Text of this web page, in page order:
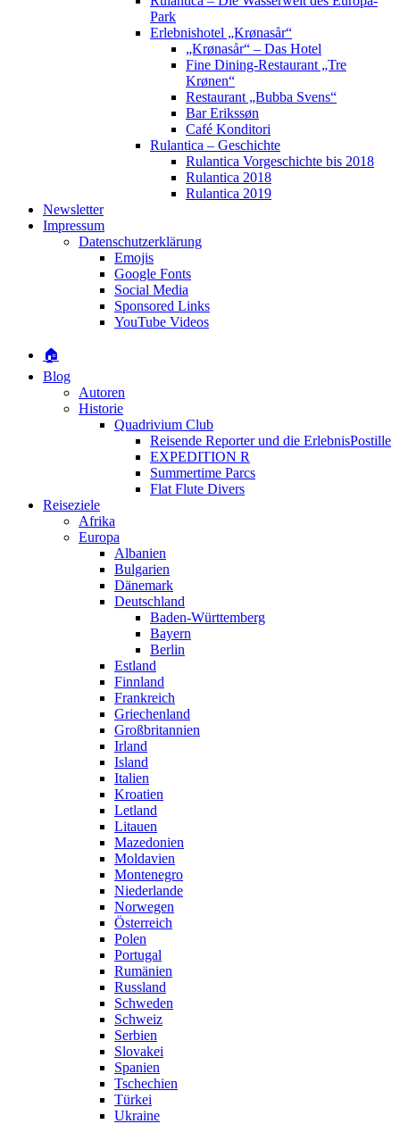
Park
Erlebnishotel „Krønasår“
„Krønasår“ – Das Hotel
Fine Dining-Restaurant „Tre
Krønen“
Restaurant „Bubba Svens“
Bar Erikssøn
Café Konditori
Rulantica – Geschichte
Rulantica Vorgeschichte bis 2018
Rulantica 2018
Rulantica 2019
Newsletter
Impressum
Datenschutzerklärung
Emojis
Google Fonts
Social Media
Sponsored Links
YouTube Videos
🏠
Blog
Autoren
Historie
Quadrivium Club
Reisende Reporter und die ErlebnisPostille
EXPEDITION R
Summertime Parcs
Flat Flute Divers
Reiseziele
Afrika
Europa
Albanien
Bulgarien
Dänemark
Deutschland
Baden-Württemberg
Bayern
Berlin
Estland
Finnland
Frankreich
Griechenland
Großbritannien
Irland
Island
Italien
Kroatien
Letland
Litauen
Mazedonien
Moldavien
Montenegro
Niederlande
Norwegen
Österreich
Polen
Portugal
Rumänien
Russland
Schweden
Schweiz
Serbien
Slovakei
Spanien
Tschechien
Türkei
Ukraine